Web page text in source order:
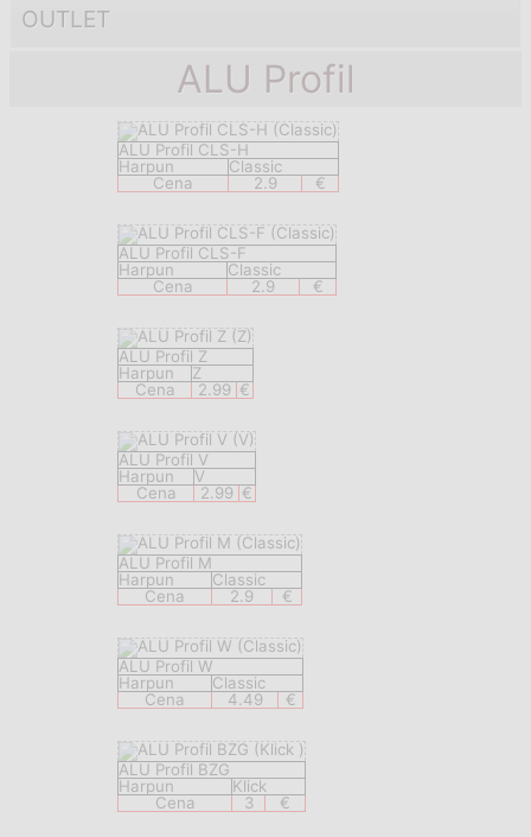
OUTLET
ALU Profil
ALU Profil CLS-H
Harpun
Classic
Cena
2.9 €
ALU Profil CLS-F
Harpun
Classic
Cena
2.9 €
ALU Profil Z
Harpun
Z
Cena
2.99 €
ALU Profil V
Harpun
V
Cena
2.99 €
ALU Profil M
Harpun
Classic
Cena
2.9 €
ALU Profil W
Harpun
Classic
Cena
4.49 €
ALU Profil BZG
Harpun
Klick
Cena
3 €